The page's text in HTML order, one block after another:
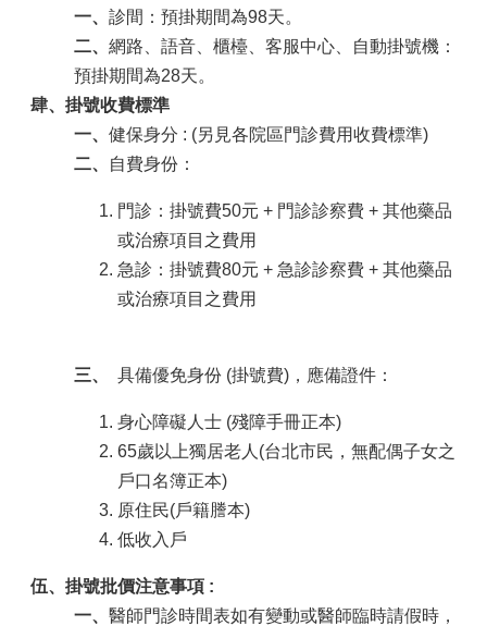
一、 診間：預掛期間為98天。
二、 網路、語音、櫃檯、客服中心、自動掛號機：
預掛期間為28天。
肆、掛號收費標準
一、 健保身分 : (另見各院區門診費用收費標準)
二、
自費身份：
門診：掛號費50元 + 門診診察費 + 其他藥品
或治療項目之費用
急診：掛號費80元 + 急診診察費 + 其他藥品
或治療項目之費用
三、 具備優免身份 (掛號費)，應備證件：
身心障礙人士 (殘障手冊正本)
65歲以上獨居老人(台北市民，無配偶子女之
戶口名簿正本)
原住民(戶籍謄本)
低收入戶
伍、掛號批價注意事項 :
一、 醫師門診時間表如有變動或醫師臨時請假時，